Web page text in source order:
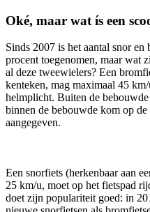
Oké, maar wat ís een
Sinds 2007 is het aantal snor en
procent toegenomen, maar wat
al deze tweewielers? Een
kenteken, mag maximaal 45
helmplicht. Buiten de
binnen de bebouwde kom op
aangegeven.
Een snorfiets (herkenbaar aan
25 km/u, moet op het fietspad
doet zijn populariteit goed: in